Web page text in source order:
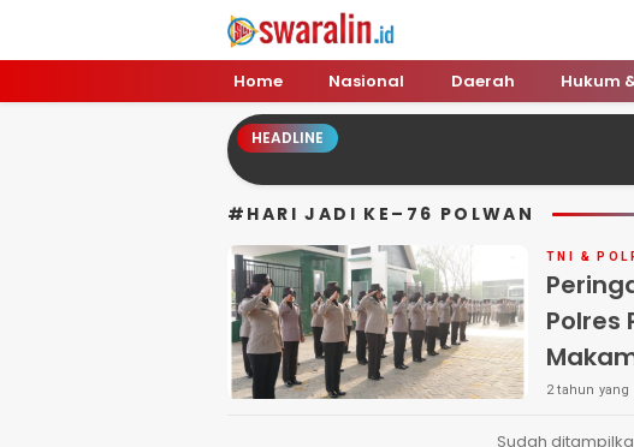
Swara Lin
Independent, Tajam & Profesional
Home Nasional Daerah Hukum
HEADLINE
#HARI JADI KE–76 POLWAN
TNI &
Polres
2 tahun yang
Sudah